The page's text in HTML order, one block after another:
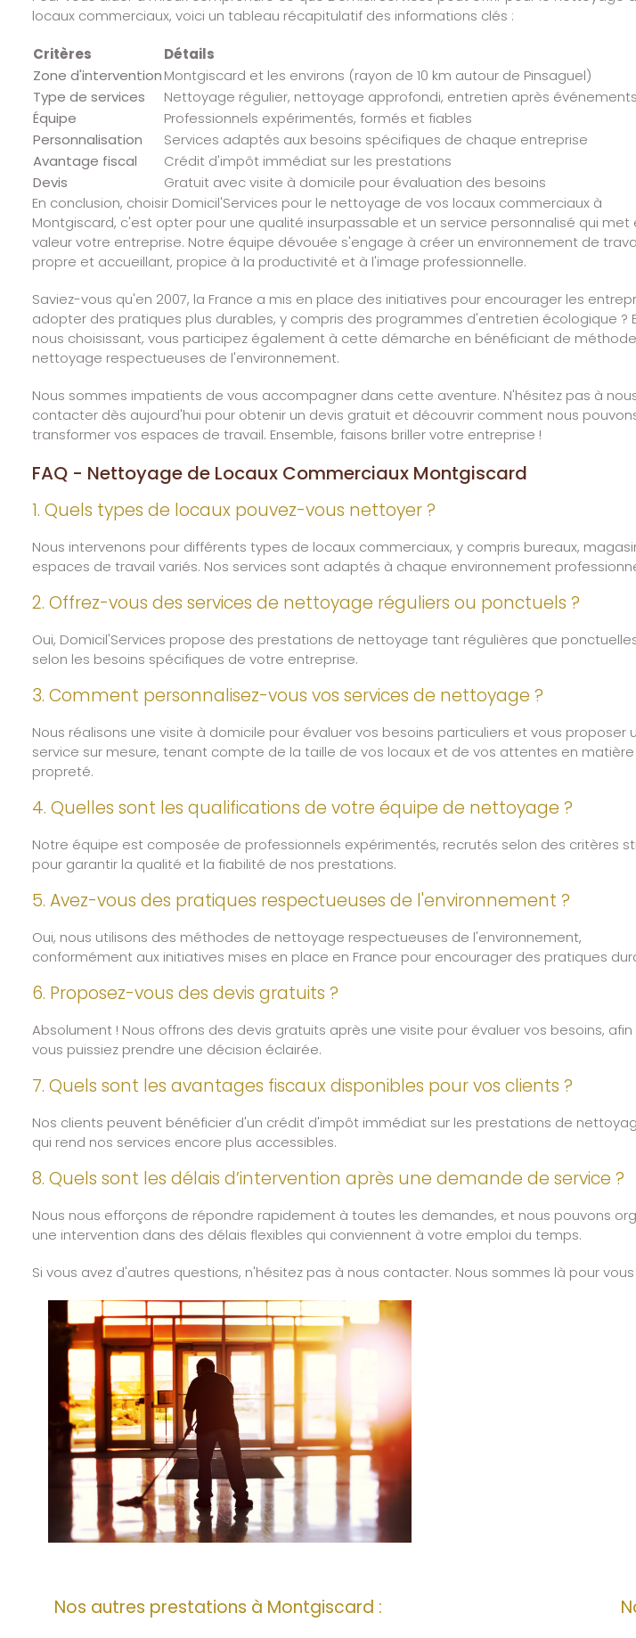
locaux commerciaux, voici un tableau récapitulatif des informations clés :
Critères
Détails
Zone d'interventionMontgiscard et les environs (rayon de 10 km autour de Pinsaguel)
Type de services
Nettoyage régulier, nettoyage approfondi, entretien après événements
Équipe
Professionnels expérimentés, formés et fiables
Personnalisation
Services adaptés aux besoins spécifiques de chaque entreprise
Avantage fiscal
Crédit d'impôt immédiat sur les prestations
Devis
Gratuit avec visite à domicile pour évaluation des besoins
En conclusion, choisir Domicil'Services pour le nettoyage de vos locaux commerciaux à
Montgiscard, c'est opter pour une qualité insurpassable et un service personnalisé qui met
valeur votre entreprise. Notre équipe dévouée s'engage à créer un environnement de
propre et accueillant, propice à la productivité et à l'image professionnelle.
Saviez-vous qu'en 2007, la France a mis en place des initiatives pour encourager les
adopter des pratiques plus durables, y compris des programmes d'entretien écologique ?
nous choisissant, vous participez également à cette démarche en bénéficiant de
nettoyage respectueuses de l'environnement.
Nous sommes impatients de vous accompagner dans cette aventure. N'hésitez pas à
contacter dès aujourd'hui pour obtenir un devis gratuit et découvrir comment nous
transformer vos espaces de travail. Ensemble, faisons briller votre entreprise !
FAQ - Nettoyage de Locaux Commerciaux Montgiscard
1. Quels types de locaux pouvez-vous nettoyer ?
Nous intervenons pour différents types de locaux commerciaux, y compris bureaux,
espaces de travail variés. Nos services sont adaptés à chaque environnement
2. Offrez-vous des services de nettoyage réguliers ou ponctuels ?
Oui, Domicil'Services propose des prestations de nettoyage tant régulières que
selon les besoins spécifiques de votre entreprise.
3. Comment personnalisez-vous vos services de nettoyage ?
Nous réalisons une visite à domicile pour évaluer vos besoins particuliers et vous proposer
service sur mesure, tenant compte de la taille de vos locaux et de vos attentes en
propreté.
4. Quelles sont les qualifications de votre équipe de nettoyage ?
Notre équipe est composée de professionnels expérimentés, recrutés selon des critères
pour garantir la qualité et la fiabilité de nos prestations.
5. Avez-vous des pratiques respectueuses de l'environnement ?
Oui, nous utilisons des méthodes de nettoyage respectueuses de l'environnement,
conformément aux initiatives mises en place en France pour encourager des pratiques
6. Proposez-vous des devis gratuits ?
Absolument ! Nous offrons des devis gratuits après une visite pour évaluer vos besoins, afin
vous puissiez prendre une décision éclairée.
7. Quels sont les avantages fiscaux disponibles pour vos clients ?
Nos clients peuvent bénéficier d'un crédit d'impôt immédiat sur les prestations de
qui rend nos services encore plus accessibles.
8. Quels sont les délais d’intervention après une demande de service ?
Nous nous efforçons de répondre rapidement à toutes les demandes, et nous pouvons
une intervention dans des délais flexibles qui conviennent à votre emploi du temps.
Si vous avez d'autres questions, n'hésitez pas à nous contacter. Nous sommes là pour vous
Nos autres prestations à Montgiscard :